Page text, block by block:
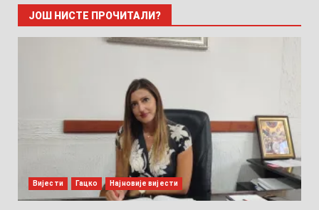
ЈОШ НИСТЕ ПРОЧИТАЛИ?
Вијести Гацко Најновије вијести